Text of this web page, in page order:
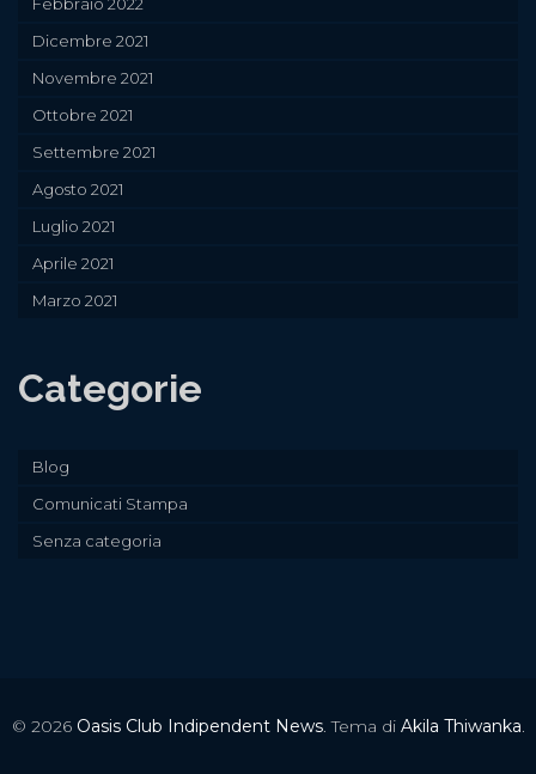
Febbraio 2022
Dicembre 2021
Novembre 2021
Ottobre 2021
Settembre 2021
Agosto 2021
Luglio 2021
Aprile 2021
Marzo 2021
Categorie
Blog
Comunicati Stampa
Senza categoria
© 2026 Oasis Club Indipendent News. Tema di Akila Thiwanka.